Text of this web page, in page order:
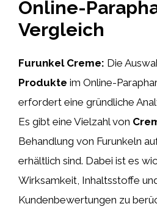
Online-
Vergleich
Furunkel Creme: Die
Produkte im Online-
erfordert eine gründliche
Es gibt eine Vielzahl von
Behandlung von Furunkeln
erhältlich sind. Dabei ist es
Wirksamkeit, Inhaltsstoffe
Kundenbewertungen zu